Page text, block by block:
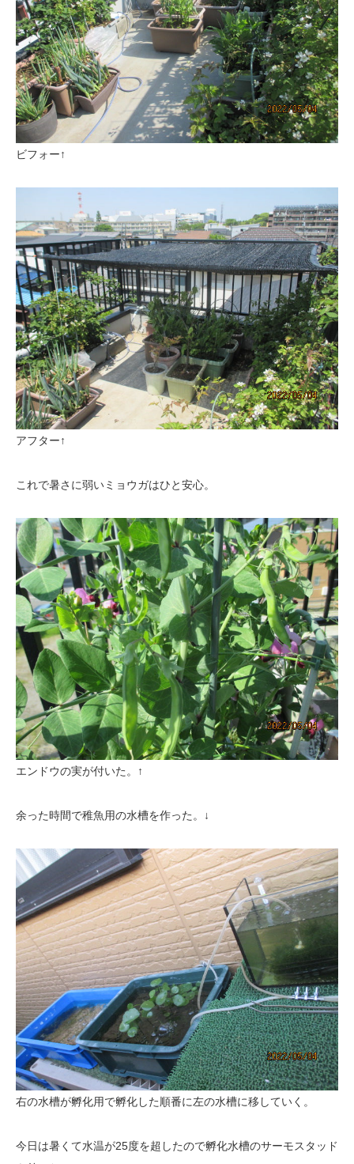
ビフォー↑
アフター↑
これで暑さに弱いミョウガはひと安心。
エンドウの実が付いた。↑
余った時間で稚魚用の水槽を作った。↓
右の水槽が孵化用で孵化した順番に左の水槽に移していく。
今日は暑くて水温が25度を超したので孵化水槽のサーモスタッド